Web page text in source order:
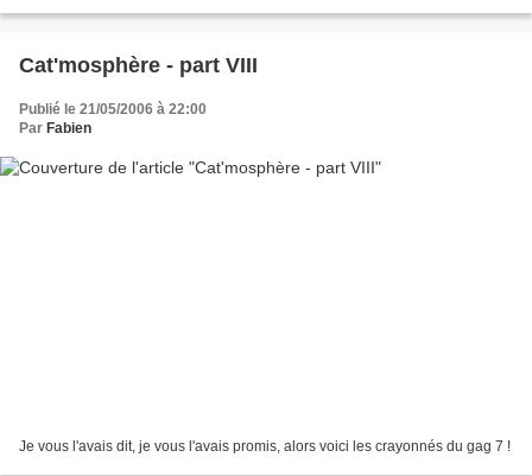
Cat'mosphère - part VIII
Publié le 21/05/2006 à 22:00
Par Fabien
Je vous l'avais dit, je vous l'avais promis, alors voici les crayonnés du gag 7 !